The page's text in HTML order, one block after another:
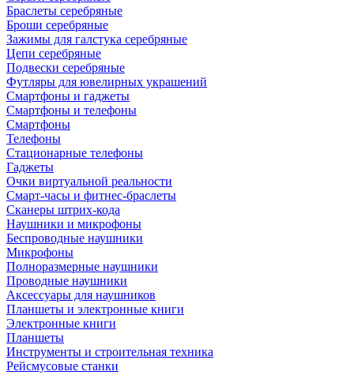
Браслеты серебряные
Броши серебряные
Зажимы для галстука серебряные
Цепи серебряные
Подвески серебряные
Футляры для ювелирных украшений
Смартфоны и гаджеты
Смартфоны и телефоны
Смартфоны
Телефоны
Стационарные телефоны
Гаджеты
Очки виртуальной реальности
Смарт-часы и фитнес-браслеты
Сканеры штрих-кода
Наушники и микрофоны
Беспроводные наушники
Микрофоны
Полноразмерные наушники
Проводные наушники
Аксессуары для наушников
Планшеты и электронные книги
Электронные книги
Планшеты
Инструменты и строительная техника
Рейсмусовые станки